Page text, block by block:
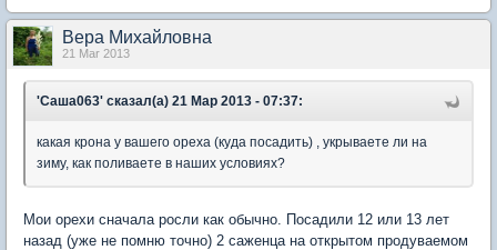
Вера Михайловна
21 Mar 2013
'Саша063' сказал(а) 21 Мар 2013 - 07:37:
какая крона у вашего ореха (куда посадить) , укрываете ли на
зиму, как поливаете в наших условиях?
Мои орехи сначала росли как обычно. Посадили 12 или 13 лет
назад (уже не помню точно) 2 саженца на открытом продуваемом